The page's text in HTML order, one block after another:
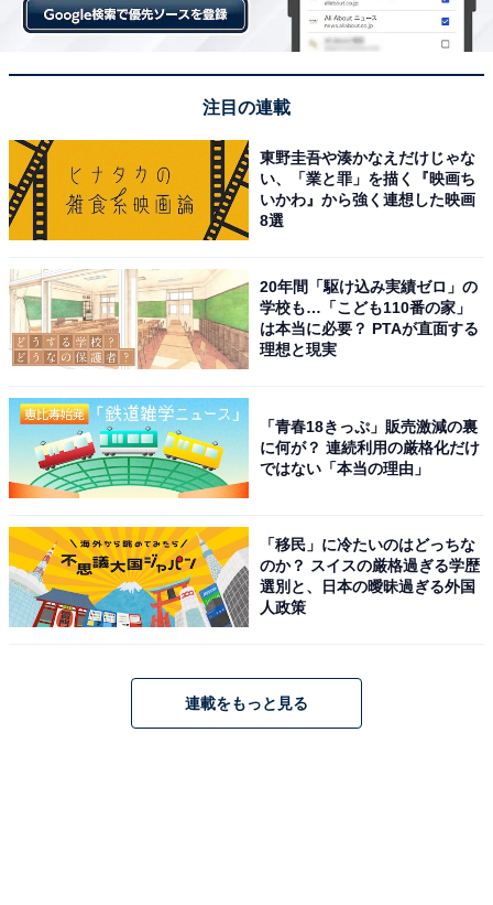
注目の連載
東野圭吾や湊かなえだけじゃな
い、「業と罪」を描く『映画ち
いかわ』から強く連想した映画
8選
20年間「駆け込み実績ゼロ」の
学校も…「こども110番の家」
は本当に必要？ PTAが直面する
理想と現実
「青春18きっぷ」販売激減の裏
に何が？ 連続利用の厳格化だけ
ではない「本当の理由」
「移民」に冷たいのはどっちな
のか？ スイスの厳格過ぎる学歴
選別と、日本の曖昧過ぎる外国
人政策
連載をもっと見る